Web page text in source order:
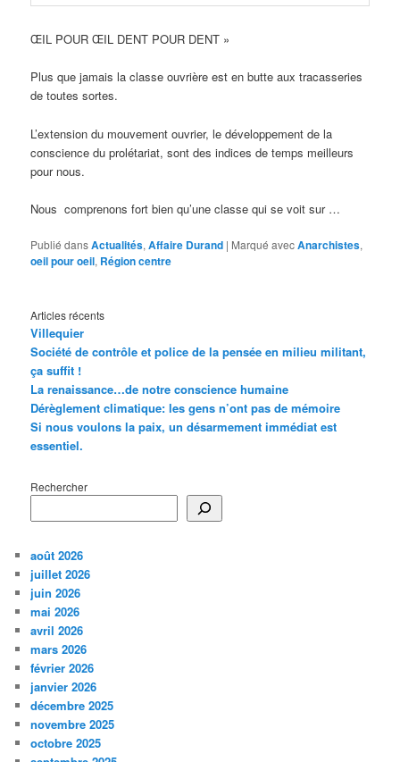
ŒIL POUR ŒIL DENT POUR DENT »
Plus que jamais la classe ouvrière est en butte aux tracasseries
de toutes sortes.
L’extension du mouvement ouvrier, le développement de la
conscience du prolétariat, sont des indices de temps meilleurs
pour nous.
Nous comprenons fort bien qu’une classe qui se voit sur …
Publié dansActualités,Affaire Durand | Marqué avecAnarchistes,
oeil pour oeil, Région centre
Articles récents
Villequier
Société de contrôle et police de la pensée en milieu militant,
ça suffit !
La renaissance…de notre conscience humaine
Dérèglement climatique: les gens n’ont pas de mémoire
Si nous voulons la paix, un désarmement immédiat est
essentiel.
Rechercher
août 2026
juillet 2026
juin 2026
mai 2026
avril 2026
mars 2026
février 2026
janvier 2026
décembre 2025
novembre 2025
octobre 2025